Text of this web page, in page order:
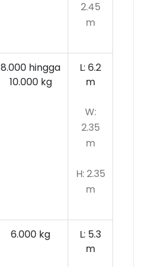
2.45
m
8.000 hingga
10.000 kg
L: 6.2
m
W:
2.35
m
H: 2.35
m
6.000 kg
L: 5.3
m